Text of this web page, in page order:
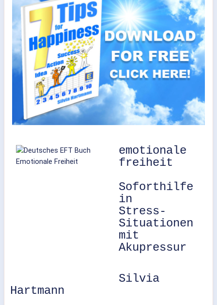
emotionale
freiheit
Soforthilfe
in
Stress-
Situationen
mit
Akupressur
Silvia
Hartmann